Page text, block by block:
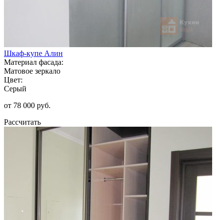
Шкаф-купе Алин
Материал фасада:
Матовое зеркало
Цвет:
Серый
от 78 000 руб.
Рассчитать